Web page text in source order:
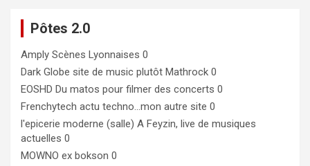
Pôtes 2.0
Amply Scènes Lyonnaises 0
Dark Globe site de music plutôt Mathrock 0
EOSHD Du matos pour filmer des concerts 0
Frenchytech actu techno…mon autre site 0
l'epicerie moderne (salle) A Feyzin, live de musiques
actuelles 0
MOWNO ex bokson 0